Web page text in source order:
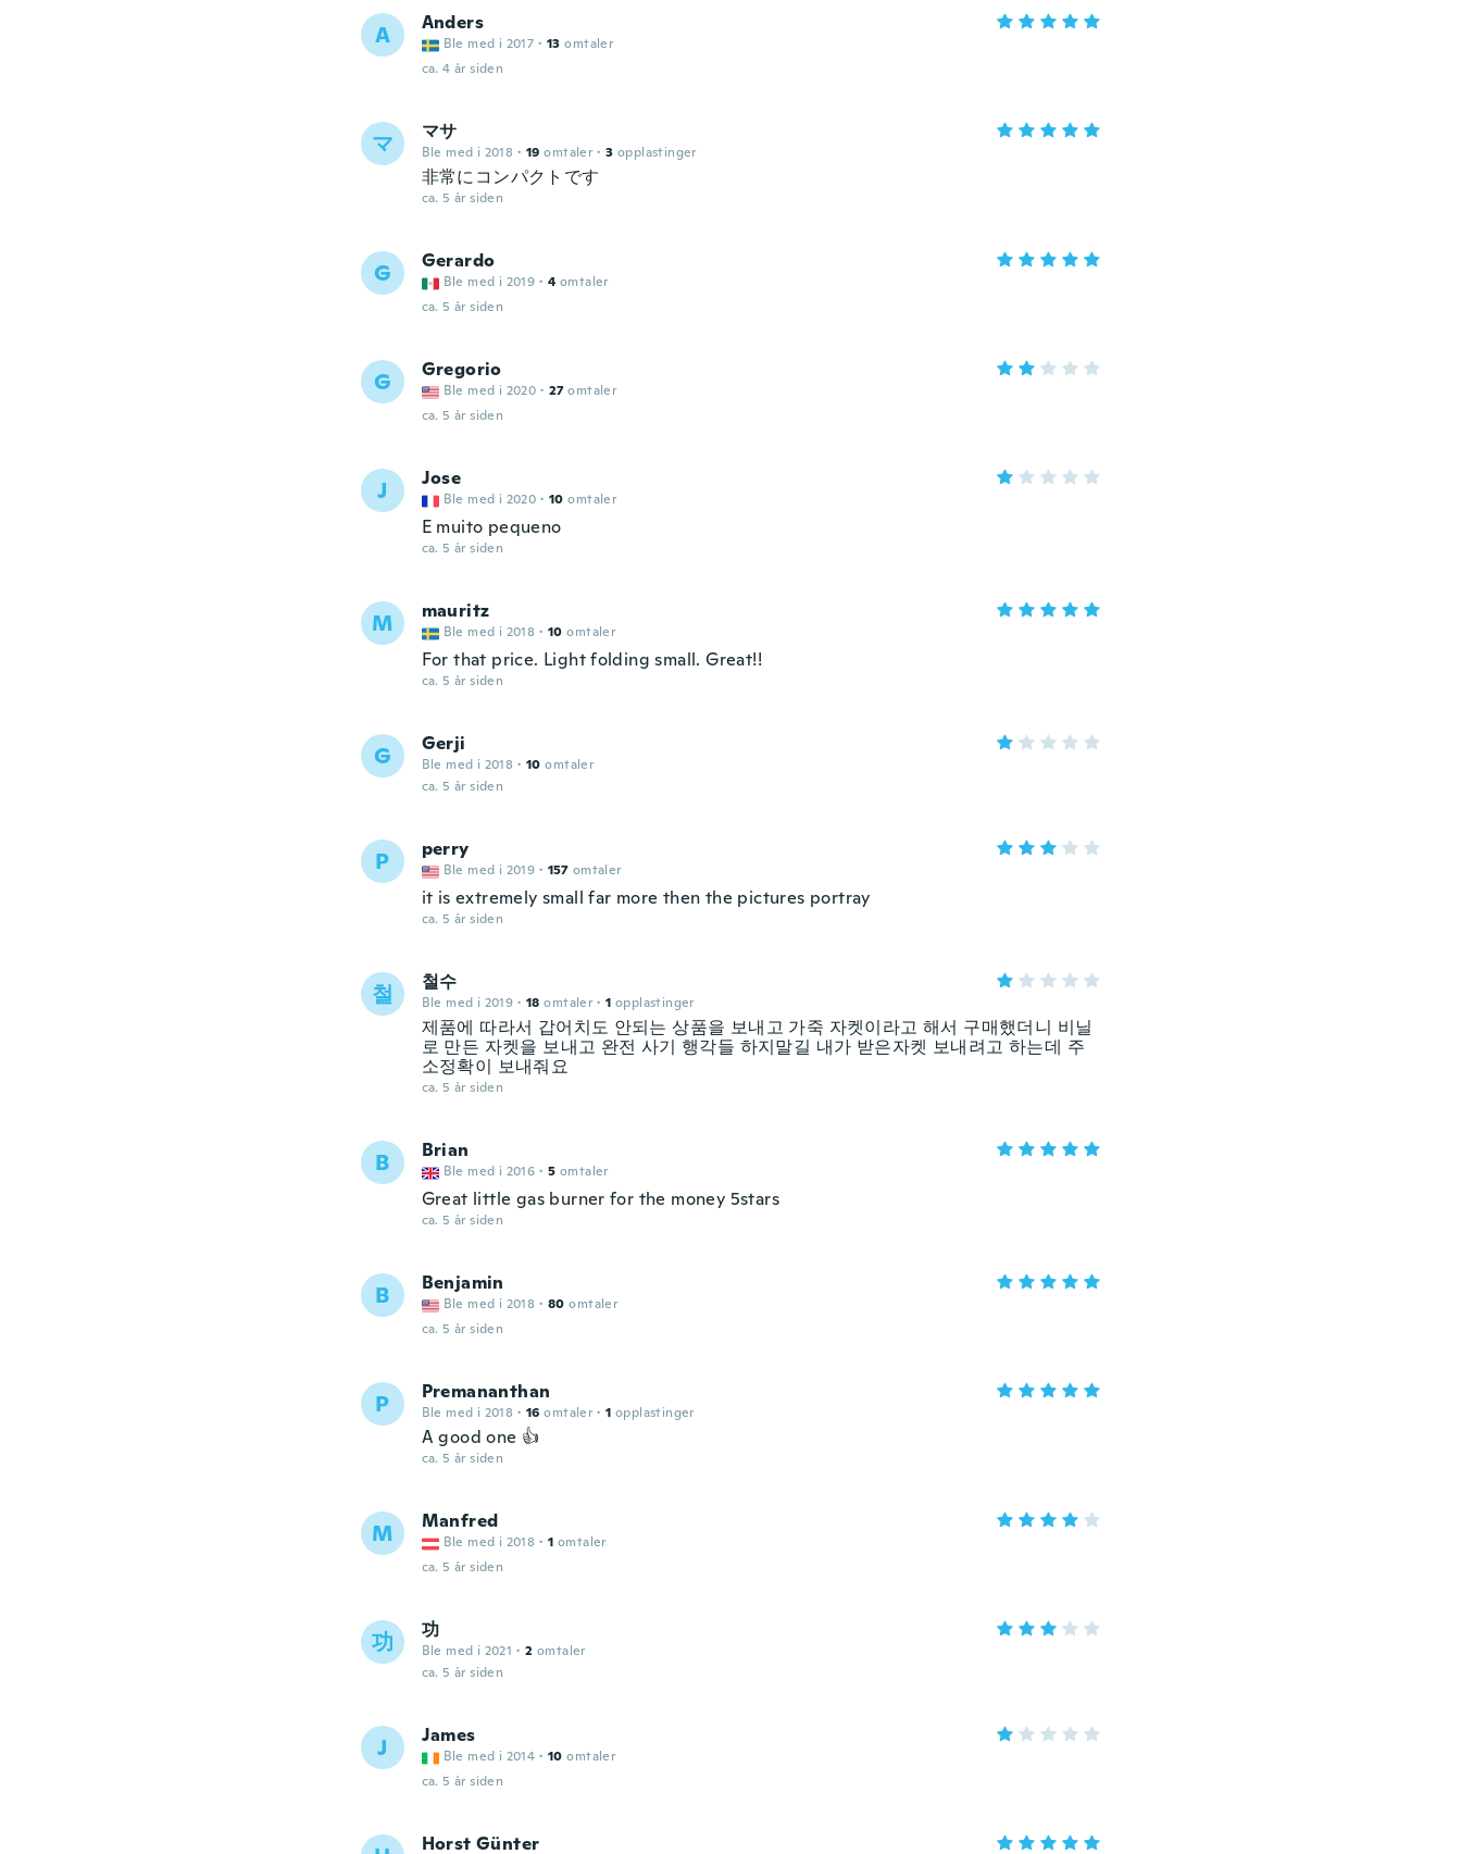
A Anders
Ble med i 2017 · 13 omtaler
ca. 4 år siden
マ マサ
Ble med i 2018 · 19 omtaler · 3 opplastinger
非常にコンパクトです
ca. 5 år siden
G Gerardo
Ble med i 2019 · 4 omtaler
ca. 5 år siden
G Gregorio
Ble med i 2020 · 27 omtaler
ca. 5 år siden
J Jose
Ble med i 2020 · 10 omtaler
E muito pequeno
ca. 5 år siden
M mauritz
Ble med i 2018 · 10 omtaler
For that price. Light folding small. Great!!
ca. 5 år siden
G Gerji
Ble med i 2018 · 10 omtaler
ca. 5 år siden
P perry
Ble med i 2019 · 157 omtaler
it is extremely small far more then the pictures portray
ca. 5 år siden
철 철수
Ble med i 2019 · 18 omtaler · 1 opplastinger
제품에 따라서 갑어치도 안되는 상품을 보내고 가죽 자켓이라고 해서 구매했더니 비닐
로 만든 자켓을 보내고 완전 사기 행각들 하지말길 내가 받은자켓 보내려고 하는데 주
소정확이 보내줘요
ca. 5 år siden
B Brian
Ble med i 2016 · 5 omtaler
Great little gas burner for the money 5stars
ca. 5 år siden
B Benjamin
Ble med i 2018 · 80 omtaler
ca. 5 år siden
P Premananthan
Ble med i 2018 · 16 omtaler · 1 opplastinger
A good one 👍
ca. 5 år siden
M Manfred
Ble med i 2018 · 1 omtaler
ca. 5 år siden
功 功
Ble med i 2021 · 2 omtaler
ca. 5 år siden
J James
Ble med i 2014 · 10 omtaler
ca. 5 år siden
Horst Günter